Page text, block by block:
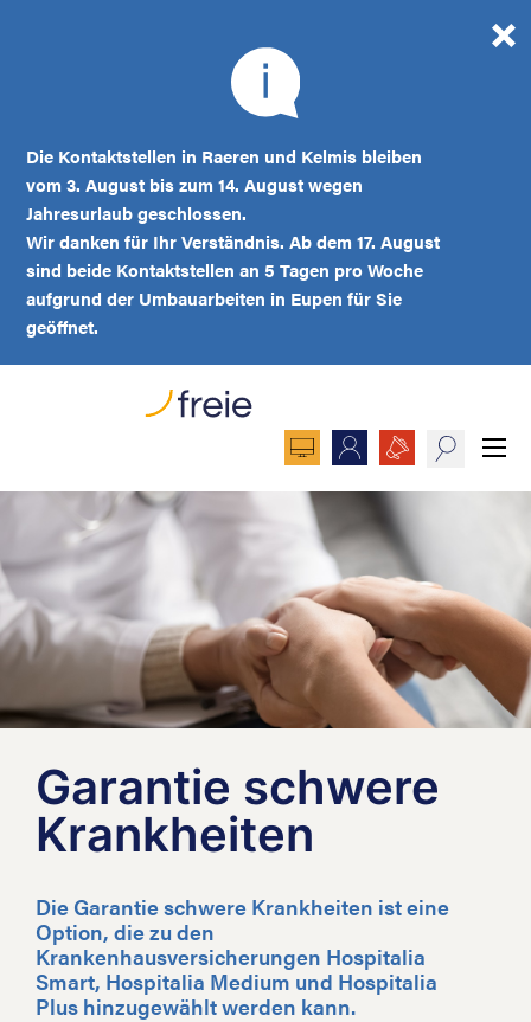
Die Kontaktstellen in Raeren und Kelmis bleiben
vom 3. August bis zum 14. August wegen
Jahresurlaub geschlossen.
Wir danken für Ihr Verständnis. Ab dem 17. August
sind beide Kontaktstellen an 5 Tagen pro Woche
aufgrund der Umbauarbeiten in Eupen für Sie
geöffnet.
Garantie schwere
Krankheiten
Die Garantie schwere Krankheiten ist eine
Option, die zu den
Krankenhausversicherungen Hospitalia
Smart, Hospitalia Medium und Hospitalia
Plus hinzugewählt werden kann.